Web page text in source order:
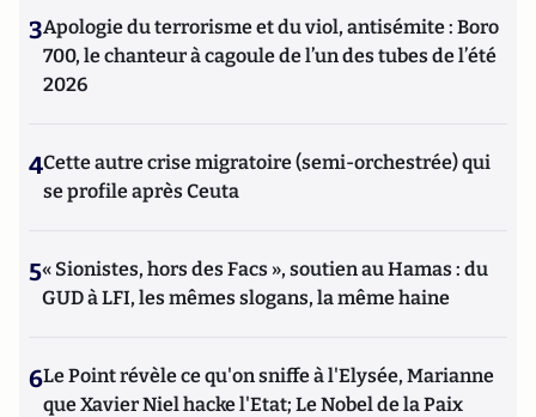
3Apologie du terrorisme et du viol, antisémite : Boro
700, le chanteur à cagoule de l’un des tubes de l’été
2026
4Cette autre crise migratoire (semi-orchestrée) qui
se profile après Ceuta
5« Sionistes, hors des Facs », soutien au Hamas : du
GUD à LFI, les mêmes slogans, la même haine
6Le Point révèle ce qu'on sniffe à l'Elysée, Marianne
que Xavier Niel hacke l'Etat; Le Nobel de la Paix